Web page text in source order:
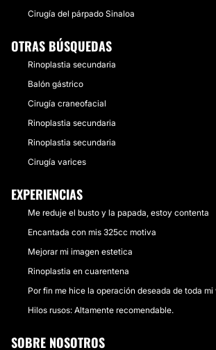
Cirugía del párpado Sinaloa
OTRAS BÚSQUEDAS
Rinoplastia secundaria
Balón gástrico
Cirugía craneofacial
Rinoplastia secundaria
Rinoplastia secundaria
Cirugía varices
EXPERIENCIAS
Me reduje el busto y la papada, estoy contenta
Encantada con mis 325cc motiva
Mejorar mi imagen estetica
Rinoplastia en cuarentena
Por fin me hice la operación deseada de toda mi
Hilos rusos: Altamente recomendable.
SOBRE NOSOTROS